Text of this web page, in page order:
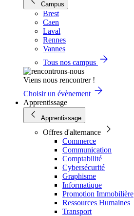
Campus
Brest
Caen
Laval
Rennes
Vannes
Tous nos campus
Viens nous rencontrer !
Choisir un évènement
Apprentissage
Apprentissage
Offres d'alternance
Commerce
Communication
Comptabilité
Cybersécurité
Graphisme
Informatique
Promotion Immobilière
Ressources Humaines
Transport